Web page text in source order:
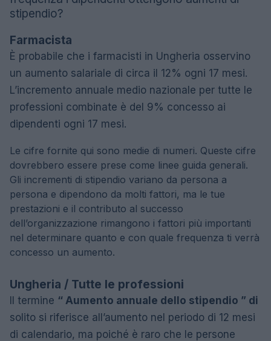
stipendio?
Farmacista
È probabile che i farmacisti in Ungheria osservino
un aumento salariale di circa il 12% ogni 17 mesi.
L’incremento annuale medio nazionale per tutte le
professioni combinate è del 9% concesso ai
dipendenti ogni 17 mesi.
Le cifre fornite qui sono medie di numeri. Queste cifre
dovrebbero essere prese come linee guida generali.
Gli incrementi di stipendio variano da persona a
persona e dipendono da molti fattori, ma le tue
prestazioni e il contributo al successo
dell’organizzazione rimangono i fattori più importanti
nel determinare quanto e con quale frequenza ti verrà
concesso un aumento.
Ungheria / Tutte le professioni
Il termine “ Aumento annuale dello stipendio ” di
solito si riferisce all’aumento nel periodo di 12 mesi
di calendario, ma poiché è raro che le persone